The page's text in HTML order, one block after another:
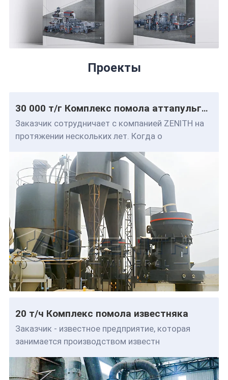
Проекты
30 000 т/г Комплекс помола аттапульгита
Заказчик сотрудничает с компанией ZENITH на
протяжении нескольких лет. Когда о
20 т/ч Комплекс помола известняка
Заказчик - известное предприятие, которая
занимается производством известн